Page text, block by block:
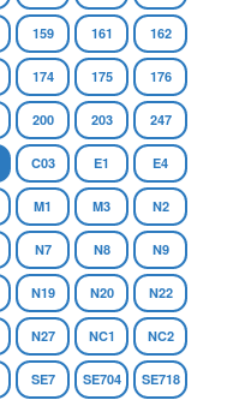
159 161 162
174 175 176
200 203 247
C03 E1 E4
M1 M3 N2
N7 N8 N9
N19 N20 N22
N27 NC1 NC2
SE7 SE704 SE718